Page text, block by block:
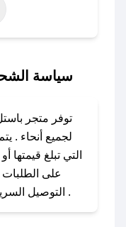
نوفمبر)،
باستخدام
تواصل معنا عبر
سياسة
توفر متجر
لجميع أنحاء .
التي تبلغ قيمتها
على الطلبات
التوصيل السريع، يرجى تقديم طلبك قبل الساعة .